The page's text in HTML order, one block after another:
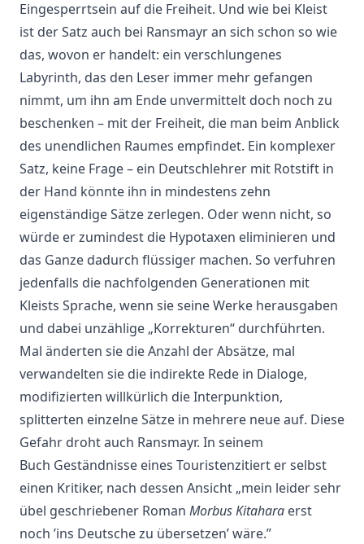
Eingesperrtsein auf die Freiheit. Und wie bei Kleist
ist der Satz auch bei Ransmayr an sich schon so wie
das, wovon er handelt: ein verschlungenes
Labyrinth, das den Leser immer mehr gefangen
nimmt, um ihn am Ende unvermittelt doch noch zu
beschenken – mit der Freiheit, die man beim Anblick
des unendlichen Raumes empfindet. Ein komplexer
Satz, keine Frage – ein Deutschlehrer mit Rotstift in
der Hand könnte ihn in mindestens zehn
eigenständige Sätze zerlegen. Oder wenn nicht, so
würde er zumindest die Hypotaxen eliminieren und
das Ganze dadurch flüssiger machen. So verfuhren
jedenfalls die nachfolgenden Generationen mit
Kleists Sprache, wenn sie seine Werke herausgaben
und dabei unzählige „Korrekturen“ durchführten.
Mal änderten sie die Anzahl der Absätze, mal
verwandelten sie die indirekte Rede in Dialoge,
modifizierten willkürlich die Interpunktion,
splitterten einzelne Sätze in mehrere neue auf. Diese
Gefahr droht auch Ransmayr. In seinem
Buch Geständnisse eines Touristenzitiert er selbst
einen Kritiker, nach dessen Ansicht „mein leider sehr
übel geschriebener Roman Morbus Kitahara erst
noch ’ins Deutsche zu übersetzen’ wäre.”